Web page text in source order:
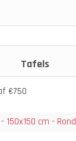
Tafels
€750
cm - Rond